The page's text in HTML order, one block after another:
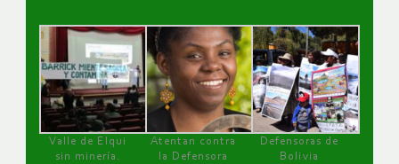
Valle de Elqui
sin minería.
Atentan contra
la Defensora
Defensoras de
Bolivia